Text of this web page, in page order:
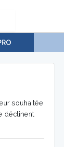
souhaitée
déclinent